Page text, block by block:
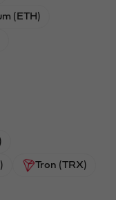
(ETH)
Tron (TRX)